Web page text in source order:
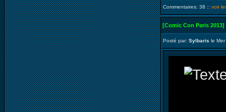
Commentaires: 38 :: voir
[Comic Con Paris 2013]
Posté par: Sylbaris le